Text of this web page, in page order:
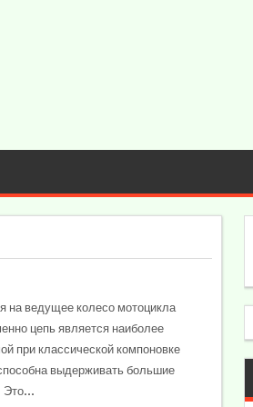
на ведущее колесо мотоцикла
цепь является наиболее
при классической компоновке
выдерживать большие
Это...